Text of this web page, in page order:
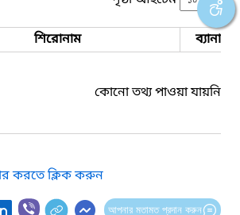
শিরোনাম ব্যানার
কোনো তথ্য পাওয়া যায়নি।
করতে ক্লিক করুন
আপনার মতামত প্রদান করুন